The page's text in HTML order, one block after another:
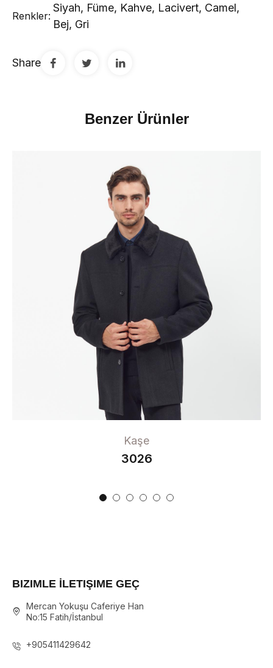
Renkler:
Siyah, Füme, Kahve, Lacivert, Camel,
Bej, Gri
Share
Benzer Ürünler
Kaşe
3026
BIZIMLE İLETIŞIME GEÇ
Mercan Yokuşu Caferiye Han
No:15 Fatih/İstanbul
+905411429642